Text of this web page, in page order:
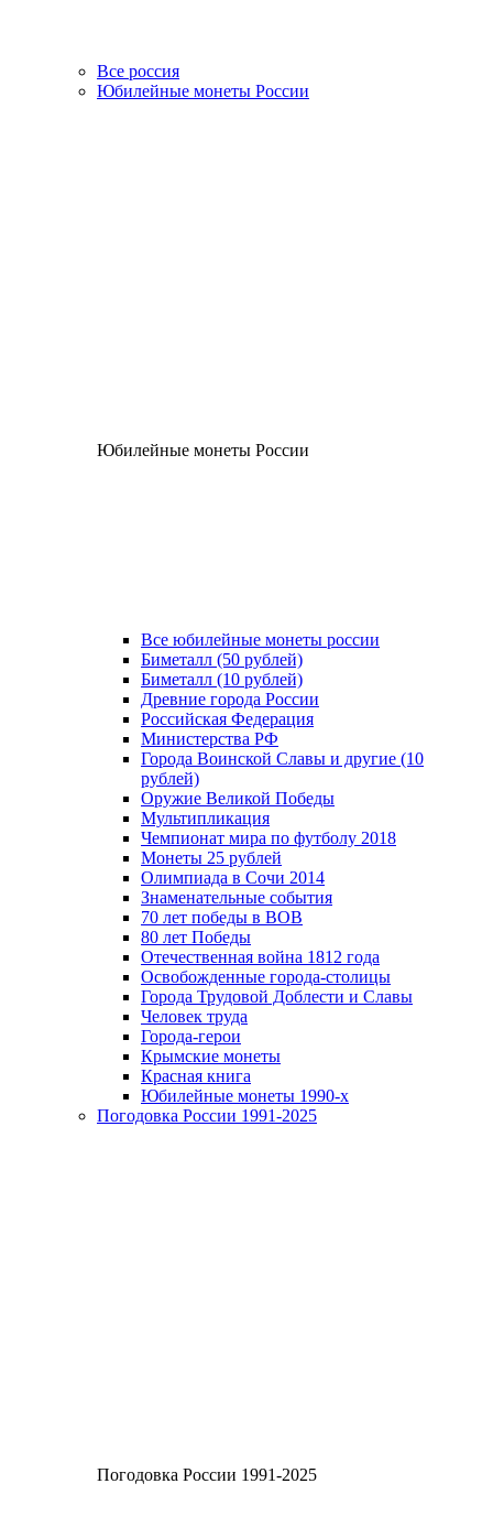
Все россия
Юбилейные монеты России
Юбилейные монеты России
Все юбилейные монеты россии
Биметалл (50 рублей)
Биметалл (10 рублей)
Древние города России
Российская Федерация
Министерства РФ
Города Воинской Славы и другие (10
рублей)
Оружие Великой Победы
Мультипликация
Чемпионат мира по футболу 2018
Монеты 25 рублей
Олимпиада в Сочи 2014
Знаменательные события
70 лет победы в ВОВ
80 лет Победы
Отечественная война 1812 года
Освобожденные города-столицы
Города Трудовой Доблести и Славы
Человек труда
Города-герои
Крымские монеты
Красная книга
Юбилейные монеты 1990-х
Погодовка России 1991-2025
Погодовка России 1991-2025